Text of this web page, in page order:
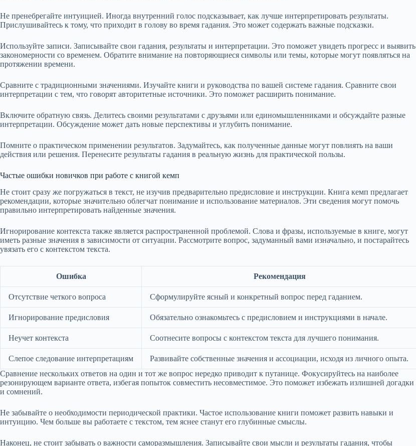
Не пренебрегайте интуицией. Иногда внутренний голос подсказывает, как лучше интерпретировать результаты.
Прислушивайтесь к тому, что приходит в голову во время гадания. Это может содержать важные подсказки.
Используйте записи. Записывайте свои гадания, результаты и интерпретации. Это поможет увидеть прогресс и выявить
закономерности со временем. Обратите внимание на повторяющиеся символы или темы, которые могут появляться на
протяжении времени.
Сравните с традиционными значениями. Изучайте книги и руководства по вашей системе гадания. Сравните свои
интерпретации с тем, что говорят авторитетные источники. Это поможет расширить понимание.
Включите обратную связь. Делитесь своими результатами с друзьями или единомышленниками и обсуждайте разные
интерпретации. Обсуждение может дать новые перспективы и углубить понимание.
Помните о практическом применении результатов. Задумайтесь, как полученные данные могут повлиять на ваши
действия или решения. Перенесите результаты гадания в реальную жизнь для практической пользы.
Частые ошибки новичков при работе с книгой кемп
Не стоит сразу же погружаться в текст, не изучив предварительно предисловие и инструкции. Книга кемп предлагает
рекомендации, которые значительно облегчат понимание и использование материалов. Эти сведения могут помочь
правильно интерпретировать найденные значения.
Игнорирование контекста также является распространенной проблемой. Слова и фразы, используемые в книге, могут
иметь разные значения в зависимости от ситуации. Рассмотрите вопрос, задуманный вами изначально, и постарайтесь
увязать его с контекстом текста.
Ошибка Рекомендация
Отсутствие четкого вопроса Сформулируйте ясный и конкретный вопрос перед гаданием.
Игнорирование предисловия Обязательно ознакомьтесь с предисловием и инструкциями в начале.
Неучет контекста Соотнесите вопросы с контекстом текста для лучшего понимания.
Слепое следование интерпретациям
Развивайте собственные значения и ассоциации, исходя из личного опыта.
Сравнение нескольких ответов на один и тот же вопрос нередко приводит к путанице. Фокусируйтесь на наиболее
резонирующем варианте ответа, избегая попыток совместить несовместимое. Это поможет избежать излишней догадки
и сомнений.
Не забывайте о необходимости периодической практики. Частое использование книги поможет развить навыки и
интуицию. Чем больше вы работаете с текстом, тем яснее станут его глубинные смыслы.
Наконец, не стоит забывать о важности саморазмышления. Записывайте свои мысли и результаты гадания, чтобы